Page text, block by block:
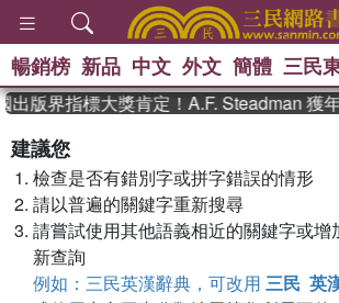
推薦 、 國際布克
念華
孩：黎曼猜想 、
暢銷榜 新品 中文 外文 簡體 三民
出版界指標大獎肯定！A.F. Steadman 獲
建議您
檢查是否有錯別字或拼字錯誤的情形
請以普遍的關鍵字重新搜尋
請嘗試使用其他語義相近的關鍵字或增
新查詢
例如：三民英漢辭典，可改用 三民 英